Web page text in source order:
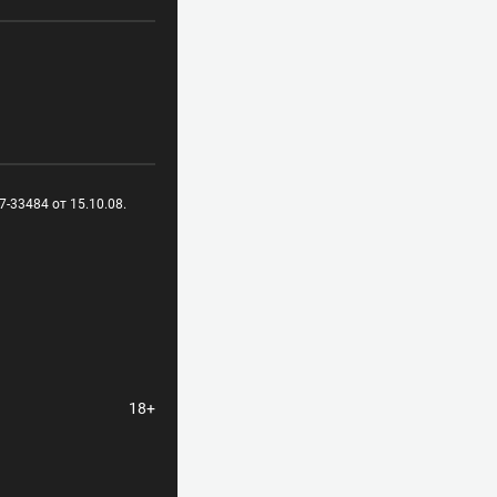
33484 от 15.10.08.
18+